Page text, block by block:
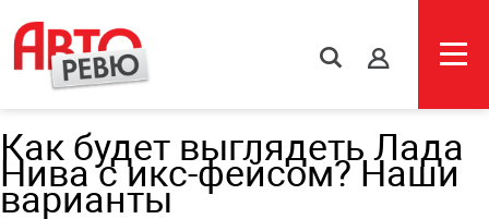
s
Как будет выглядеть Лада
Нива с икс-фейсом? Наши
варианты